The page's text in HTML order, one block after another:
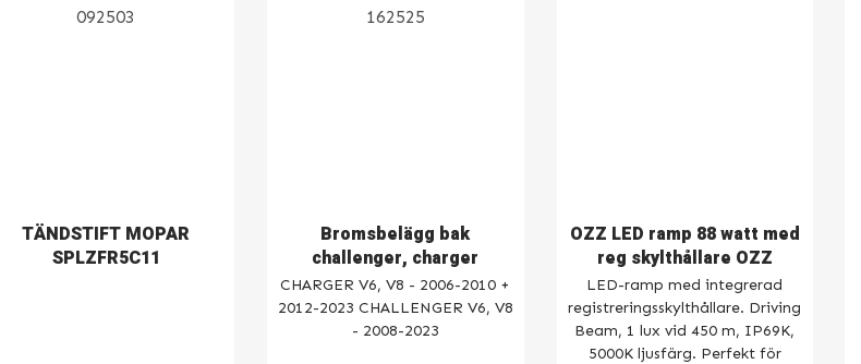
TÄNDSTIFT MOPAR
SPLZFR5C11
Bromsbelägg bak
challenger, charger
CHARGER V6, V8 - 2006-2010 +
2012-2023 CHALLENGER V6, V8
- 2008-2023
OZZ LED ramp 88 watt med
reg skylthållare OZZ
LED-ramp med integrerad
registreringsskylthållare. Driving
Beam, 1 lux vid 450 m, IP69K,
5000K ljusfärg. Perfekt för